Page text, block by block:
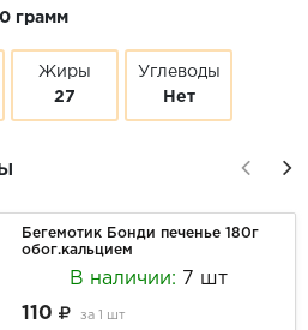
грамм
Жиры
27
Углеводы
Нет
Бегемотик Бонди печенье 180г
обог.кальцием
В наличии: 7 шт
110
за 1 шт